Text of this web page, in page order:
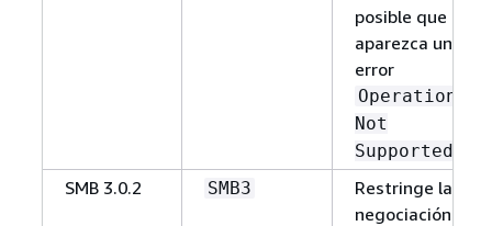
posible que
aparezca un
error
Operation
Not
Supported
SMB 3.0.2
SMB3
Restringe la
negociación del